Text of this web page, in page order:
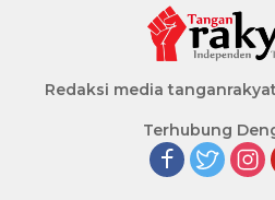
Redaksi media tanganrakyat
Terhubung